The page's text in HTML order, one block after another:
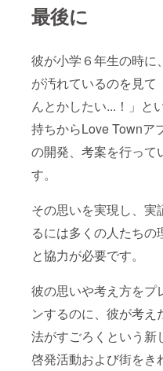
最後に
彼が小学６年生の時に
が汚れているのを見て
んとかしたい...！」と
持ちからLove Townア
の開発、考案を行って
す。
その思いを実現し、実
るには多くの人たちの
と協力が必要です。
彼の思いや考え方をプ
ンするのに、彼が考え
法がすごろくという新
啓発活動および街をき